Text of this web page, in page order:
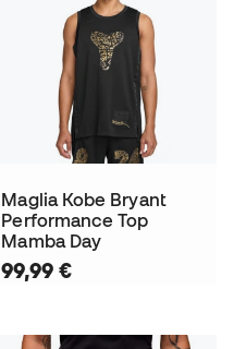
Maglia Kobe Bryant
Performance Top
Mamba Day
99,99 €